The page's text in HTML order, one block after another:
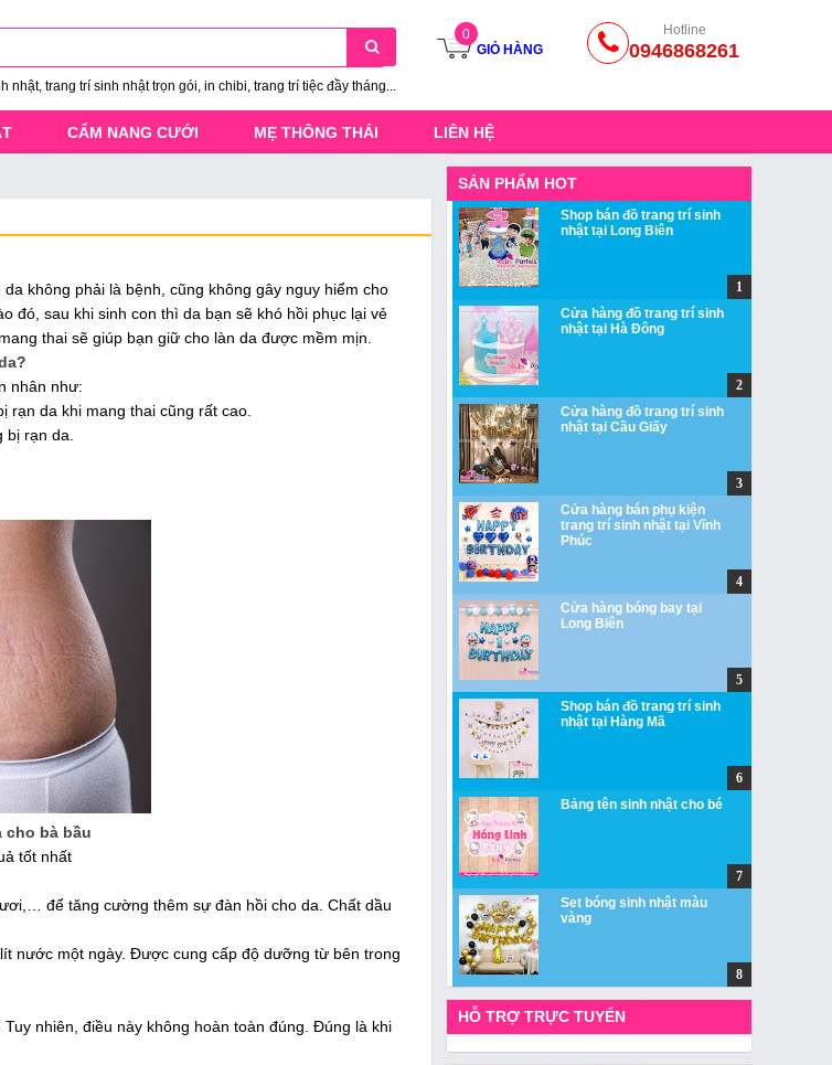
trang trí sinh nhật trọn gói, in chibi, trang trí tiệc đầy tháng...
0
GIỎ HÀNG
Hotline
0946868261
CẨM NANG CƯỚI MẸ THÔNG THÁI LIÊN HỆ
không phải là bệnh, cũng không gây nguy hiểm cho
đó, sau khi sinh con thì da bạn sẽ khó hồi phục lại vẻ
thai sẽ giúp bạn giữ cho làn da được mềm mịn.
nhân như:
rạn da khi mang thai cũng rất cao.
rạn da.
cho bà bầu
tốt nhất
để tăng cường thêm sự đàn hồi cho da. Chất dầu
nước một ngày. Được cung cấp độ dưỡng từ bên trong
nhiên, điều này không hoàn toàn đúng. Đúng là khi
SẢN PHẨM HOT
Shop bán đồ trang trí sinh
nhật tại Long Biên
Cửa hàng đồ trang trí sinh
nhật tại Hà Đông
Cửa hàng đồ trang trí sinh
nhật tại Cầu Giấy
Cửa hàng bán phụ kiện
trang trí sinh nhật tại Vĩnh
Phúc
Cửa hàng bóng bay tại
Long Biên
Shop bán đồ trang trí sinh
nhật tại Hàng Mã
Bảng tên sinh nhật cho bé
Set bóng sinh nhật màu
vàng
HỖ TRỢ TRỰC TUYẾN